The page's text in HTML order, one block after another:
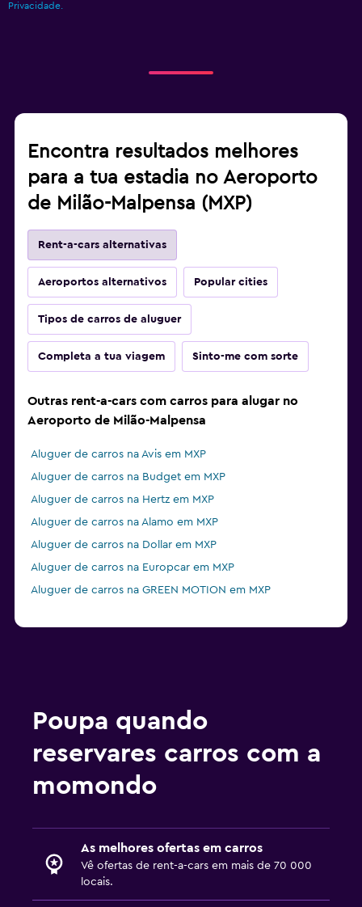
Privacidade.
Encontra resultados melhores
para a tua estadia no Aeroporto
de Milão-Malpensa (MXP)
Rent-a-cars alternativas
Aeroportos alternativos Popular cities
Tipos de carros de aluguer
Completa a tua viagem Sinto-me com sorte
Outras rent-a-cars com carros para alugar no
Aeroporto de Milão-Malpensa
Aluguer de carros na Avis em MXP
Aluguer de carros na Budget em MXP
Aluguer de carros na Hertz em MXP
Aluguer de carros na Alamo em MXP
Aluguer de carros na Dollar em MXP
Aluguer de carros na Europcar em MXP
Aluguer de carros na GREEN MOTION em MXP
Poupa quando
reservares carros com a
momondo
As melhores ofertas em carros
Vê ofertas de rent-a-cars em mais de 70 000
locais.